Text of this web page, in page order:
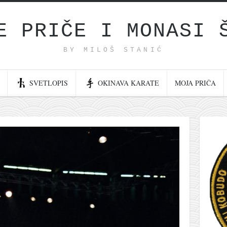
PRIČE I MONASI
BY MILOŠ STANIĆ
SVETLOPIS OKINAVA KARATE MOJA PRIČA